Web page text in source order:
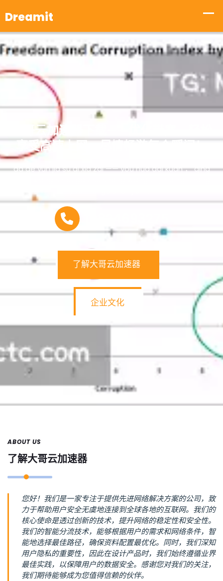
大哥云加速器下载——优化带宽，轻松
享受高速上网，尽情畅游每个瞬间！
da ge yun jia su qi xia zai —— you hua dai kuan ， qing
了解大哥云加速器
企业文化
ABOUT US
了解大哥云加速器
您好！我们是一家专注于提供先进网络解决方案的公司，致
力于帮助用户安全无虞地连接到全球各地的互联网。我们的
核心使命是透过创新的技术，提升网络的稳定性和安全性。
我们的智能分流技术，能够根据用户的需求和网络条件，智
能地选择最佳路径，确保资料配置最优化。同时，我们深知
用户隐私的重要性，因此在设计产品时，我们始终遵循业界
最佳实践，以保障用户的数据安全。感谢您对我们的关注，
我们期待能够成为您值得信赖的伙伴。